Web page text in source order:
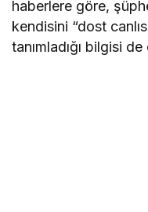
haberlere göre,
kendisini “dost
tanımladığı bilgisi de